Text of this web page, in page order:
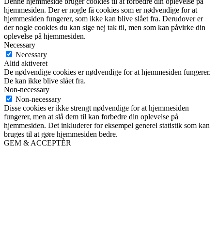
hjemmesiden. Der er nogle få cookies som er nødvendige for at
hjemmesiden fungerer, som ikke kan blive slået fra. Derudover er
der nogle cookies du kan sige nej tak til, men som kan påvirke din
oplevelse på hjemmesiden.
Necessary
Necessary
Altid aktiveret
De nødvendige cookies er nødvendige for at hjemmesiden fungerer.
De kan ikke blive slået fra.
Non-necessary
Non-necessary
Disse cookies er ikke strengt nødvendige for at hjemmesiden
fungerer, men at slå dem til kan forbedre din oplevelse på
hjemmesiden. Det inkluderer for eksempel generel statistik som kan
bruges til at gøre hjemmesiden bedre.
GEM & ACCEPTÈR